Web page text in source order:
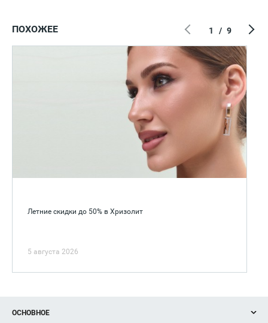
ПОХОЖЕЕ
Летние скидки до 50% в Хризолит
5 августа 2026
1 / 9
ОСНОВНОЕ